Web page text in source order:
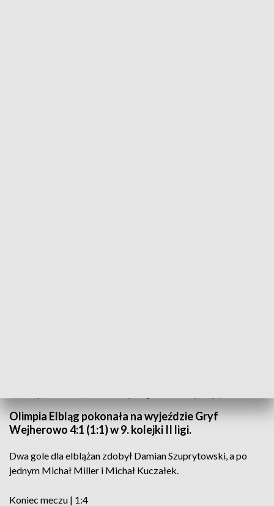
Olimpia Elbląg pokonała na wyjeździe Gryf
Wejherowo 4:1 (1:1) w 9. kolejki II ligi.
Dwa gole dla elblążan zdobył Damian Szuprytowski, a po
jednym Michał Miller i Michał Kuczałek.
Koniec meczu | 1:4